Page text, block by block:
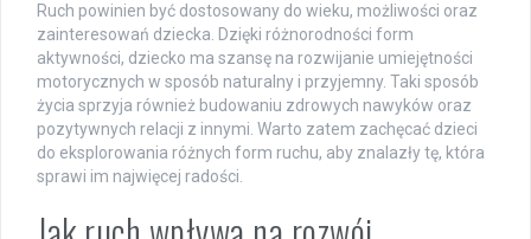
Ruch powinien być dostosowany do wieku, możliwości oraz
zainteresowań dziecka. Dzięki różnorodności form
aktywności, dziecko ma szansę na rozwijanie umiejętności
motorycznych w sposób naturalny i przyjemny. Taki sposób
życia sprzyja również budowaniu zdrowych nawyków oraz
pozytywnych relacji z innymi. Warto zatem zachęcać dzieci
do eksplorowania różnych form ruchu, aby znalazły tę, która
sprawi im najwięcej radości.